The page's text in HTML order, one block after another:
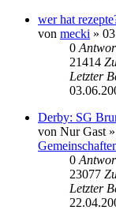
wer hat
von mecki »
0
21414
Letzter
Derby: SG
von Nur Gast
0
23077
Letzter